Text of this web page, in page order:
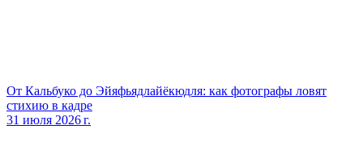
От Кальбуко до Эйяфьядлайёкюдля: как фотографы ловят
стихию в кадре
31 июля 2026 г.